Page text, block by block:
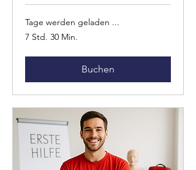
Tage werden geladen ...
7 Std. 30 Min.
Buchen